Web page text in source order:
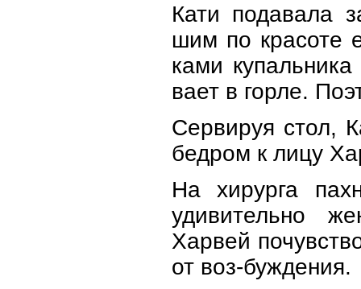
Кати подавала
шим по красоте
ками
вает в горле.
Сервируя стол,
бедром к лицу
На хирурга
удивительно
Харвей
от воз-буждения.